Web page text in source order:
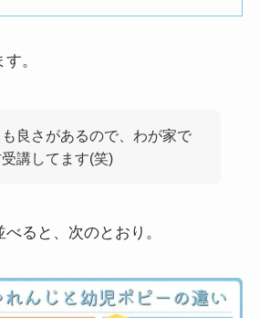
。
良さがあるので、わが家で
講してます(笑)
ると、次のとおり。